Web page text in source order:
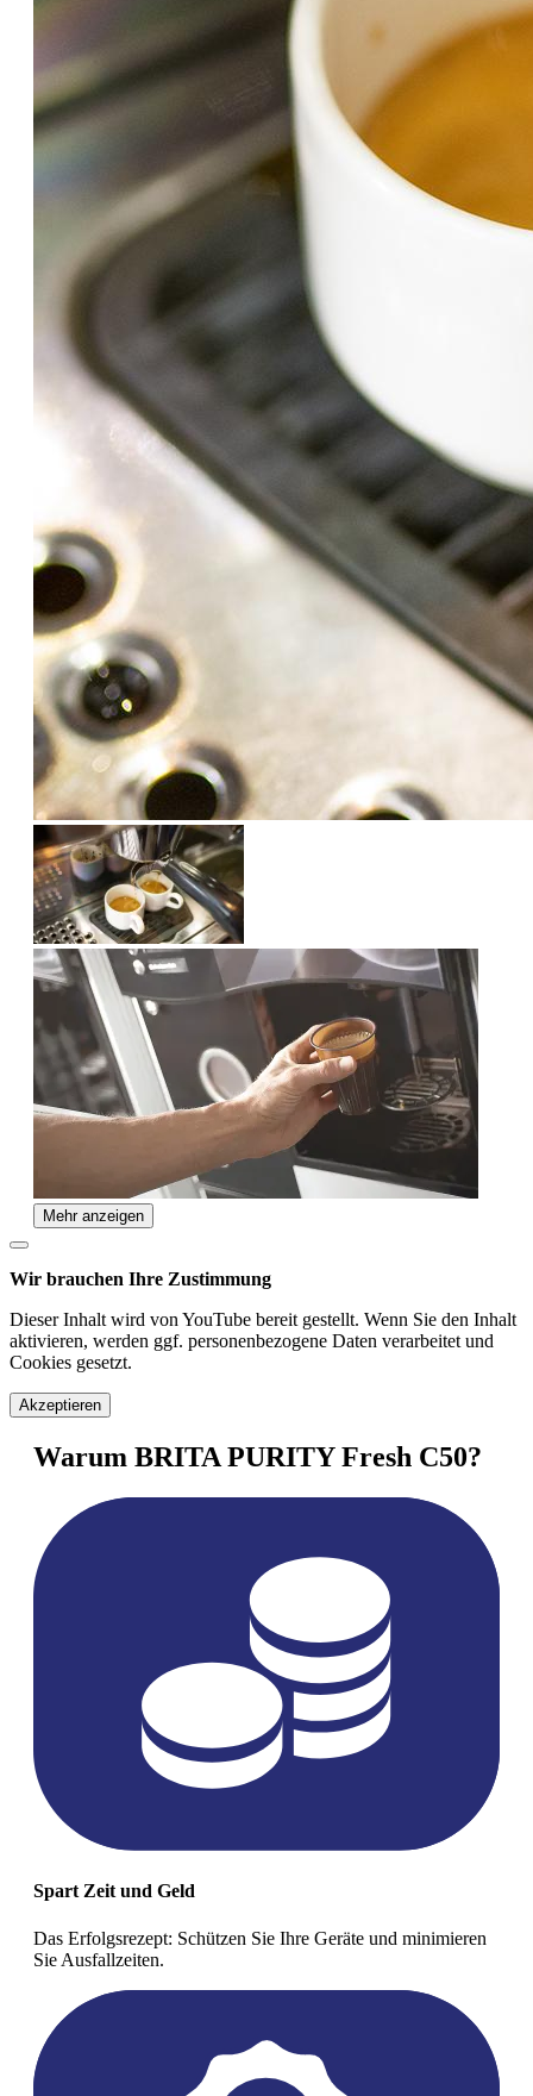
Mehr anzeigen
Wir brauchen Ihre Zustimmung
Dieser Inhalt wird von YouTube bereit gestellt. Wenn Sie den Inhalt
aktivieren, werden ggf. personenbezogene Daten verarbeitet und
Cookies gesetzt.
Akzeptieren
Warum BRITA PURITY Fresh C50?
Spart Zeit und Geld
Das Erfolgsrezept: Schützen Sie Ihre Geräte und minimieren
Sie Ausfallzeiten.